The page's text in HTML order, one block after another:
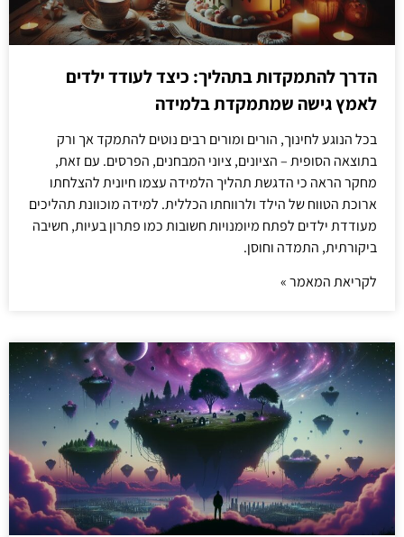
הדרך להתמקדות בתהליך: כיצד לעודד ילדים
לאמץ גישה שמתמקדת בלמידה
בכל הנוגע לחינוך, הורים ומורים רבים נוטים להתמקד אך ורק
בתוצאה הסופית – הציונים, ציוני המבחנים, הפרסים. עם זאת,
מחקר הראה כי הדגשת תהליך הלמידה עצמו חיונית להצלחתו
ארוכת הטווח של הילד ולרווחתו הכללית. למידה מוכוונת תהליכים
מעודדת ילדים לפתח מיומנויות חשובות כמו פתרון בעיות, חשיבה
ביקורתית, התמדה וחוסן.
לקריאת המאמר »